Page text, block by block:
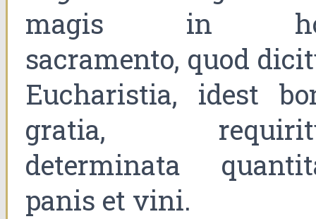
magis in
sacramento, quod
Eucharistia, idest
gratia,
determinata
panis et vini.